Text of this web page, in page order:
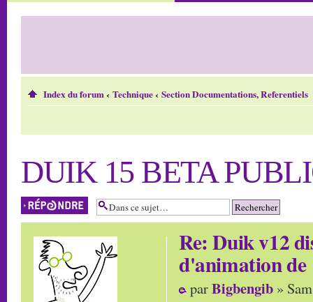
Index du forum‹ Technique‹ Section Documentations, Referentiels
DUIK 15 BETA
Répondre
Re: Duik v12
d'animation de
parBigbengib »